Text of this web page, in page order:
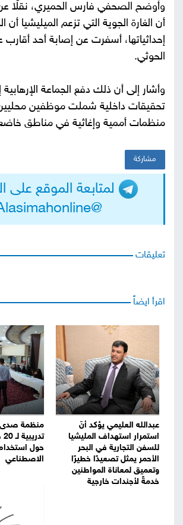
وأوضح الصحفي فارس الحميري، نقلًا
أن الغارة الجوية التي تزعم الميليشيا
إحداثياتها، أسفرت عن إصابة أحد أقارب
الحوثي.
وأشار إلى أن ذلك دفع الجماعة
تحقيقات داخلية شملت موظفين
منظمات أممية وإغاثية في مناطق
مشاركة
لمتابعة الموقع على
@Alasimahonline
تعليقات
اقرأ ايضاً
عبدالله العليمي يؤكد أنّ
استمرار استهداف المليشيا
للسفن التجارية في البحر
الأحمر يمثل تصعيدًا خطيرًا
وتعميق لمعاناة المواطنين
خدمةً لأجندات خارجية
منظمة صدى
حول
الاصطناعي